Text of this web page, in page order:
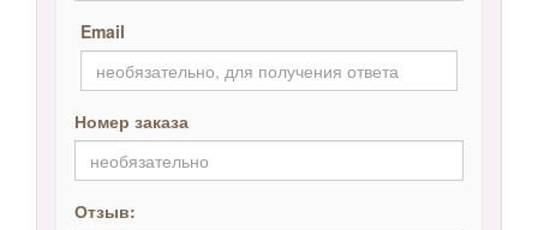
Email
Номер заказа
Отзыв: